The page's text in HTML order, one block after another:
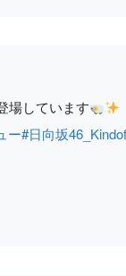
場しています
ー#日向坂